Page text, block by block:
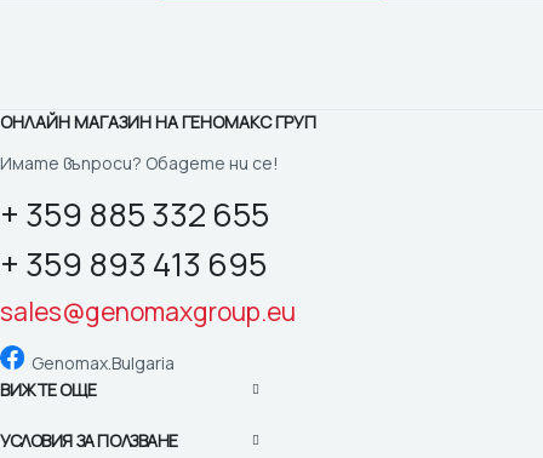
ОНЛАЙН МАГАЗИН НА ГЕНОМАКС ГРУП
Имате въпроси? Обадете ни се!
+ 359 885 332 655
+ 359 893 413 695
sales@genomaxgroup.eu
Genomax.Bulgaria
ВИЖТЕ ОЩЕ
УСЛОВИЯ ЗА ПОЛЗВАНЕ